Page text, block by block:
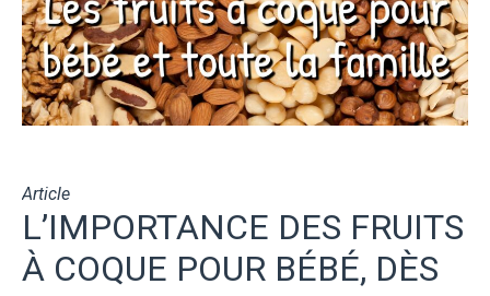
Article
L’IMPORTANCE DES FRUITS
À COQUE POUR BÉBÉ, DÈS